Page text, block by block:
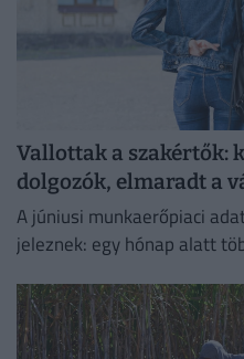
Vallottak a szakértők:
dolgozók, elmaradt a
A júniusi munkaerőpiaci
jeleznek: egy hónap alatt